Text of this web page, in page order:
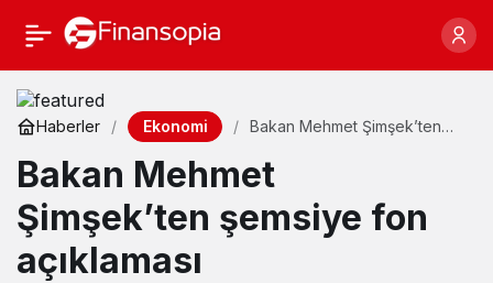
Haberler Ekonomi
Bakan Mehmet Şimşek’ten
Bakan Mehmet
Şimşek’ten şemsiye fon
açıklaması